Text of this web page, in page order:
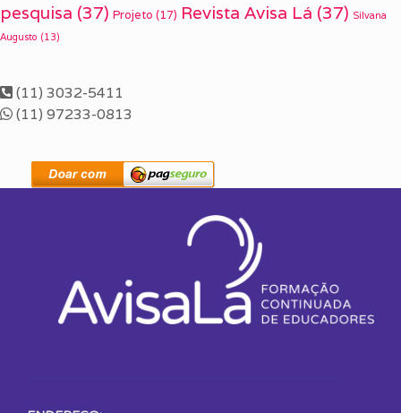
pesquisa (37) Projeto (17) Revista Avisa Lá (37) Silvana
Augusto (13)
(11) 3032-5411
(11) 97233-0813